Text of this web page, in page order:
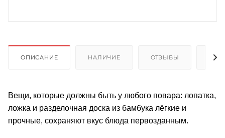
ОПИСАНИЕ НАЛИЧИЕ ОТЗЫВЫ
Вещи, которые должны быть у любого повара: лопатка,
ложка и разделочная доска из бамбука лёгкие и
прочные, сохраняют вкус блюда первозданным.